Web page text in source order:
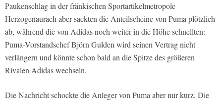
Paukenschlag in der fränkischen Sportartikelmetropole
Herzogenaurach aber sackten die Anteilscheine von Puma plötzlich
ab, während die von Adidas noch weiter in die Höhe schnellten:
Puma-Vorstandschef Björn Gulden wird seinen Vertrag nicht
verlängern und könnte schon bald an die Spitze des größeren
Rivalen Adidas wechseln.
Die Nachricht schockte die Anleger von Puma aber nur kurz. Die